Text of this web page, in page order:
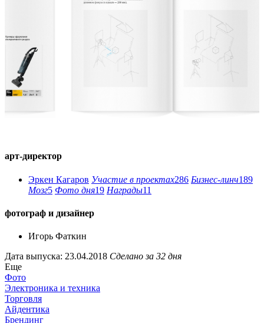
арт-директор
Эркен Кагаров Участие в проектах286 Бизнес-линч189
Мозг5 Фото дня19 Награды11
фотограф и дизайнер
Игорь Фаткин
Дата выпуска: 23.04.2018 Сделано за 32 дня
Еще
Фото
Электроника и техника
Торговля
Айдентика
Брендинг